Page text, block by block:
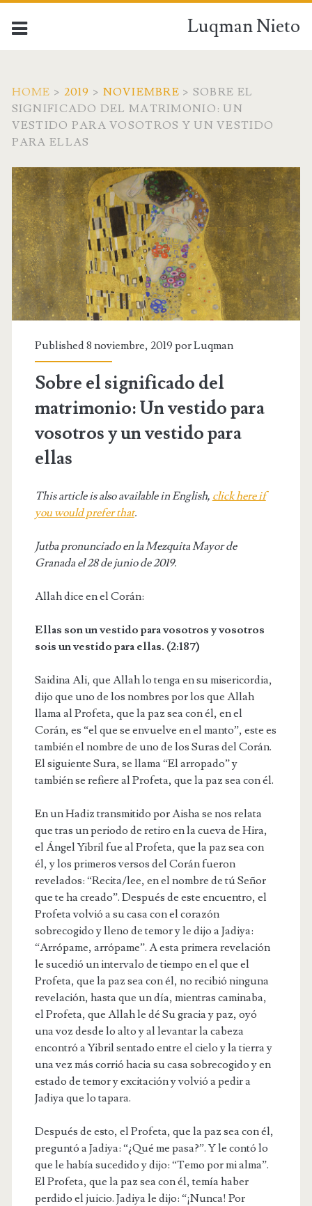
Luqman Nieto
HOME > 2019 > NOVIEMBRE > SOBRE EL
SIGNIFICADO DEL MATRIMONIO: UN
VESTIDO PARA VOSOTROS Y UN VESTIDO
PARA ELLAS
Published 8 noviembre, 2019 porLuqman
Sobre el significado del
matrimonio: Un vestido para
vosotros y un vestido para
ellas
This article is also available in English, click here if
you would prefer that.
Jutba pronunciado en la Mezquita Mayor de
Granada el 28 de junio de 2019.
Allah dice en el Corán:
Ellas son un vestido para vosotros y vosotros
sois un vestido para ellas. (2:187)
Saidina Ali, que Allah lo tenga en su misericordia,
dijo que uno de los nombres por los que Allah
llama al Profeta, que la paz sea con él, en el
Corán, es “el que se envuelve en el manto”, este es
también el nombre de uno de los Suras del Corán.
El siguiente Sura, se llama “El arropado” y
también se refiere al Profeta, que la paz sea con él.
En un Hadiz transmitido por Aisha se nos relata
que tras un periodo de retiro en la cueva de Hira,
el Ángel Yibril fue al Profeta, que la paz sea con
él, y los primeros versos del Corán fueron
revelados: “Recita/lee, en el nombre de tú Señor
que te ha creado”. Después de este encuentro, el
Profeta volvió a su casa con el corazón
sobrecogido y lleno de temor y le dijo a Jadiya:
“Arrópame, arrópame”. A esta primera revelación
le sucedió un intervalo de tiempo en el que el
Profeta, que la paz sea con él, no recibió ninguna
revelación, hasta que un día, mientras caminaba,
el Profeta, que Allah le dé Su gracia y paz, oyó
una voz desde lo alto y al levantar la cabeza
encontró a Yibril sentado entre el cielo y la tierra y
una vez más corrió hacia su casa sobrecogido y en
estado de temor y excitación y volvió a pedir a
Jadiya que lo tapara.
Después de esto, el Profeta, que la paz sea con él,
preguntó a Jadiya: “¿Qué me pasa?”. Y le contó lo
que le había sucedido y dijo: “Temo por mi alma”.
El Profeta, que la paz sea con él, temía haber
perdido el juicio. Jadiya le dijo: “¡Nunca! Por